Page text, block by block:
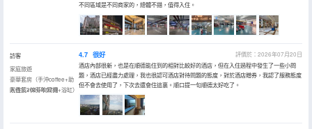
不同區域是不同商家的，總體不錯，值得入住。
訪客
家庭旅遊
豪華套房（手沖coffee+助
眠香氛+徠芬吹風機+浴缸）
入住於2026年07月
4.7 很好
評價於：2026年07月20日
酒店內部很新，也是在順德能住到的相對比較好的酒店，但在入住過程中發生了一些小問
題，酒店已經盡力處理，我也很認可酒店對待問題的態度，對於酒店贈券，我認了服務態度
但不會去使用了，下次去還會住這裏。順口提一句順德太好吃了。